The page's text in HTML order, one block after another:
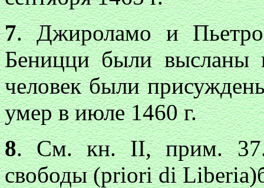
7. Джироламо и
Беницци были
человек были
умер в июле 1460 г.
8. См. кн. II, прим.
свободы (priori di